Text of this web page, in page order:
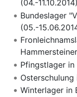
(04.-11.10.2014)
Bundeslager
(05.-
Pfingstlager in
Osterschulung
Winterlager in